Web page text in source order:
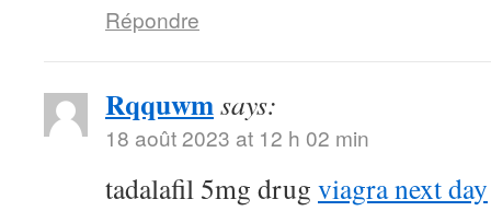
Répondre
Rqquwmsays:
18 août 2023 at 12 h 02 min
tadalafil 5mg drug viagra next day